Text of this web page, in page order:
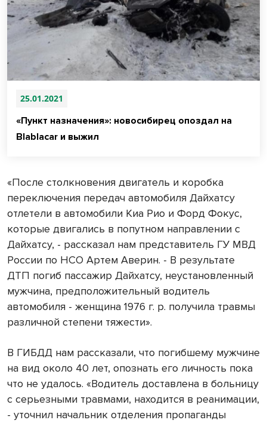
25.01.2021
«Пункт назначения»: новосибирец опоздал на
Blablacar и выжил
«После столкновения двигатель и коробка
переключения передач автомобиля Дайхатсу
отлетели в автомобили Киа Рио и Форд Фокус,
которые двигались в попутном направлении с
Дайхатсу, - рассказал нам представитель ГУ МВД
России по НСО Артем Аверин. - В результате
ДТП погиб пассажир Дайхатсу, неустановленный
мужчина, предположительный водитель
автомобиля - женщина 1976 г. р. получила травмы
различной степени тяжести».
В ГИБДД нам рассказали, что погибшему мужчине
на вид около 40 лет, опознать его личность пока
что не удалось. «Водитель доставлена в больницу
с серьезными травмами, находится в реанимации,
- уточнил начальник отделения пропаганды